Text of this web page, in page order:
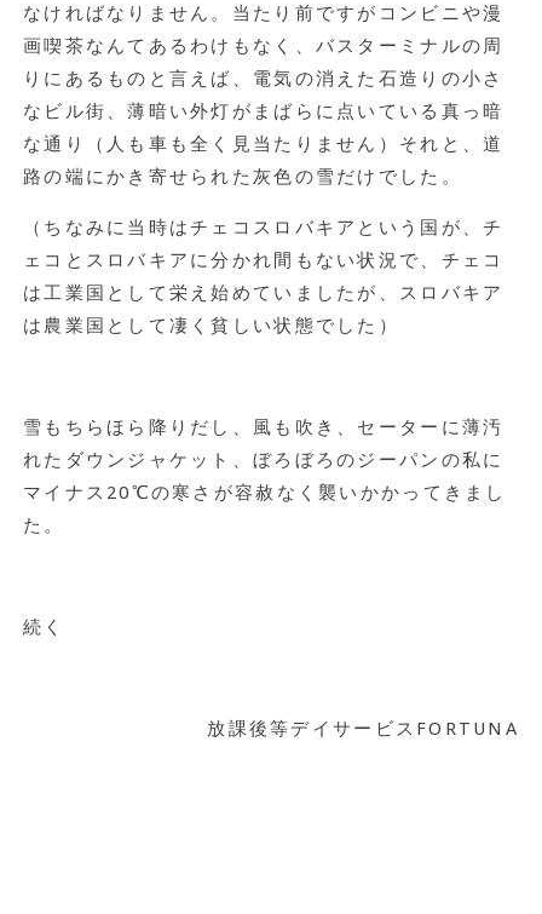
なければなりません。当たり前ですがコンビニや漫
画喫茶なんてあるわけもなく、バスターミナルの周
りにあるものと言えば、電気の消えた石造りの小さ
なビル街、薄暗い外灯がまばらに点いている真っ暗
な通り（人も車も全く見当たりません）それと、道
路の端にかき寄せられた灰色の雪だけでした。
（ちなみに当時はチェコスロバキアという国が、チ
ェコとスロバキアに分かれ間もない状況で、チェコ
は工業国として栄え始めていましたが、スロバキア
は農業国として凄く貧しい状態でした）
雪もちらほら降りだし、風も吹き、セーターに薄汚
れたダウンジャケット、ぼろぼろのジーパンの私に
マイナス20℃の寒さが容赦なく襲いかかってきまし
た。
続く
放課後等デイサービスFORTUNA